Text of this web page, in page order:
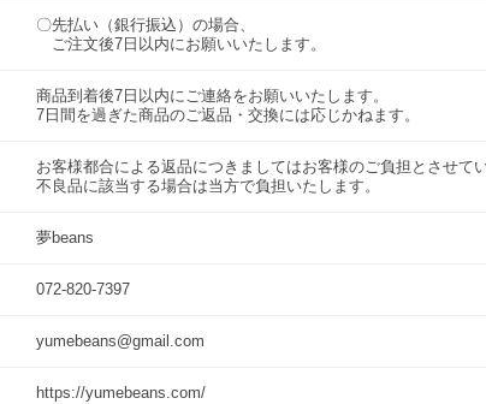
〇先払い（銀行振込）の場合、
ご注文後7日以内にお願いいたします。
商品到着後7日以内にご連絡をお願いいたします。
7日間を過ぎた商品のご返品・交換には応じかねます。
お客様都合による返品につきましてはお客様のご負担とさせて
不良品に該当する場合は当方で負担いたします。
夢beans
072-820-7397
yumebeans@gmail.com
https://yumebeans.com/